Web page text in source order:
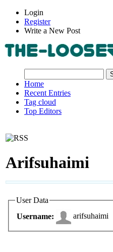
Login
Register
Write a New Post
Home
Recent Entries
Tag cloud
Top Editors
Arifsuhaimi
User Data
Username:
arifsuhaimi